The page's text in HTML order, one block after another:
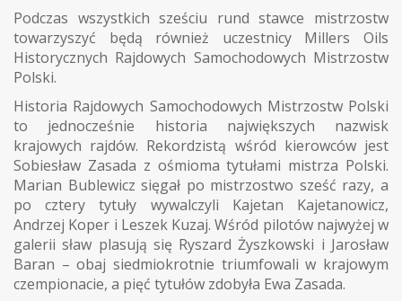
Podczas wszystkich sześciu rund stawce mistrzostw
towarzyszyć będą również uczestnicy Millers Oils
Historycznych Rajdowych Samochodowych Mistrzostw
Polski.
Historia Rajdowych Samochodowych Mistrzostw Polski
to jednocześnie historia największych nazwisk
krajowych rajdów. Rekordzistą wśród kierowców jest
Sobiesław Zasada z ośmioma tytułami mistrza Polski.
Marian Bublewicz sięgał po mistrzostwo sześć razy, a
po cztery tytuły wywalczyli Kajetan Kajetanowicz,
Andrzej Koper i Leszek Kuzaj. Wśród pilotów najwyżej w
galerii sław plasują się Ryszard Żyszkowski i Jarosław
Baran – obaj siedmiokrotnie triumfowali w krajowym
czempionacie, a pięć tytułów zdobyła Ewa Zasada.